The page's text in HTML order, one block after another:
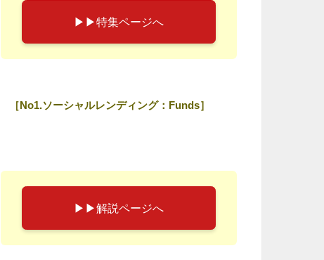
▶︎▶︎特集ページへ
［No1.ソーシャルレンディング：Funds］
▶︎▶︎解説ページへ